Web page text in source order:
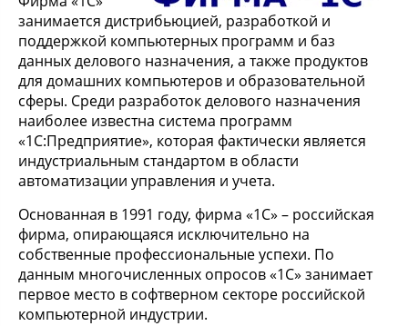
занимается дистрибьюцией, разработкой и
поддержкой компьютерных программ и баз
данных делового назначения, а также продуктов
для домашних компьютеров и образовательной
сферы. Среди разработок делового назначения
наиболее известна система программ
«1С:Предприятие», которая фактически является
индустриальным стандартом в области
автоматизации управления и учета.
Основанная в 1991 году, фирма «1С» – российская
фирма, опирающаяся исключительно на
собственные профессиональные успехи. По
данным многочисленных опросов «1С» занимает
первое место в софтверном секторе российской
компьютерной индустрии.